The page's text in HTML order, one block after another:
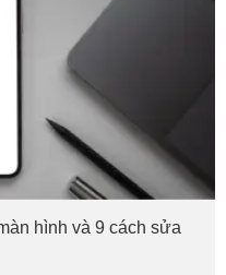
hình và 9 cách sửa